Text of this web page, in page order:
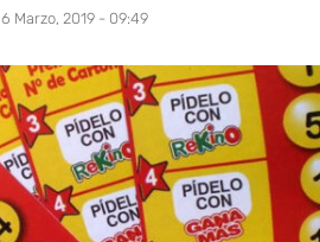
6 Marzo, 2019 - 09:49